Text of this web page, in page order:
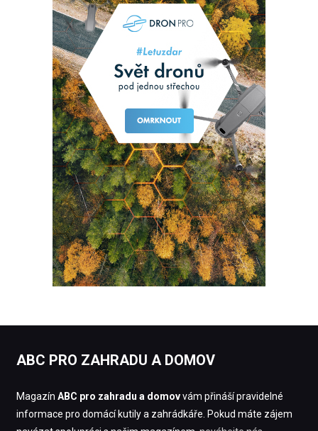
ABC PRO ZAHRADU A DOMOV
Magazín ABC pro zahradu a domovvám přináší pravidelné
informace pro domácí kutily a zahrádkáře. Pokud máte zájem